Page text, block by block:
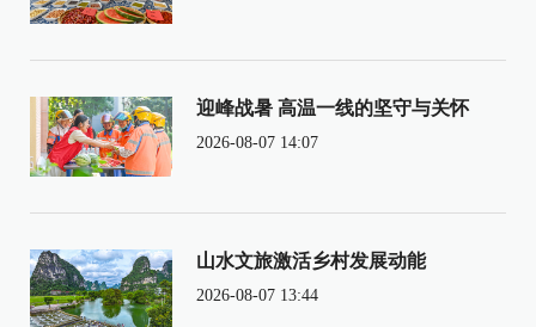
迎峰战暑 高温一线的坚守与关怀
2026-08-07 14:07
山水文旅激活乡村发展动能
2026-08-07 13:44